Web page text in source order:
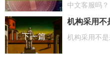
中文客服吗？
下一篇 机构采用不